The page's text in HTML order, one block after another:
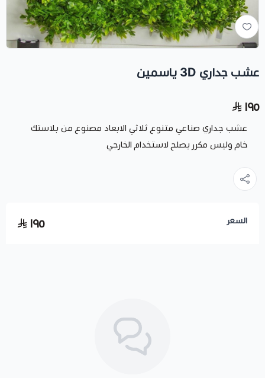
عشب جداري 3D ياسمين
١٩٥
عشب جداري صناعي متنوع ثلاثي الابعاد مصنوع من بلاستك
خام وليس مكرر يصلح لاستخدام الخارجي
السعر ١٩٥